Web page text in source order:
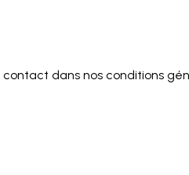
dans nos conditions